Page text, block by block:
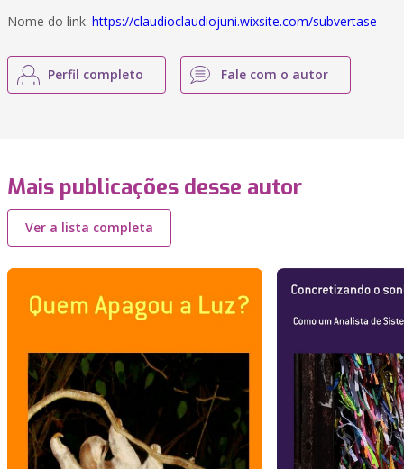
Nome do link: https://claudioclaudiojuni.wixsite.com/subvertase
Perfil completo Fale com o autor
Mais publicações desse autor
Ver a lista completa